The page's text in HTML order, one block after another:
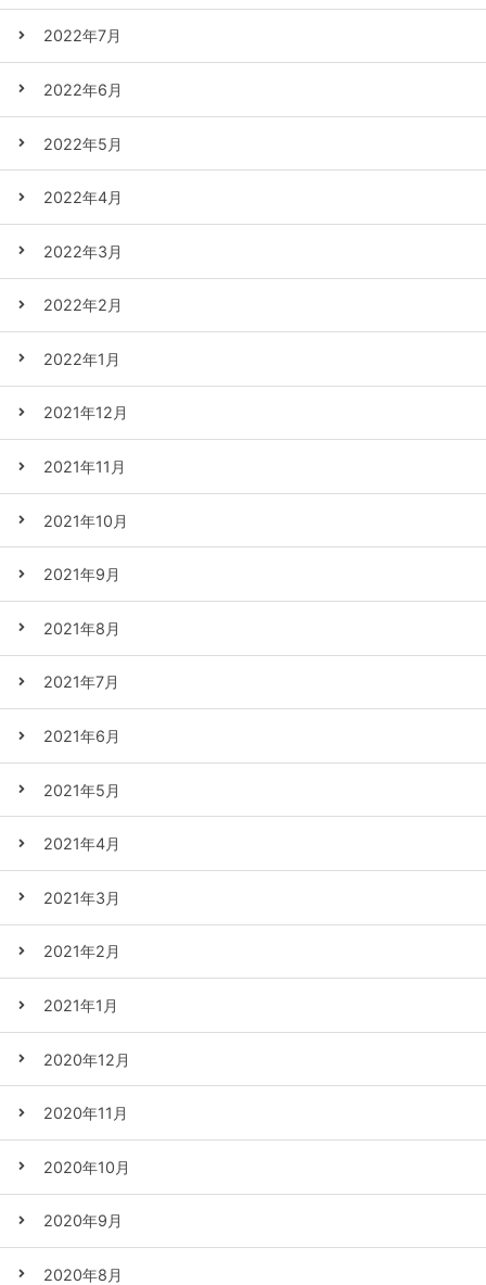
2022年7月
2022年6月
2022年5月
2022年4月
2022年3月
2022年2月
2022年1月
2021年12月
2021年11月
2021年10月
2021年9月
2021年8月
2021年7月
2021年6月
2021年5月
2021年4月
2021年3月
2021年2月
2021年1月
2020年12月
2020年11月
2020年10月
2020年9月
2020年8月